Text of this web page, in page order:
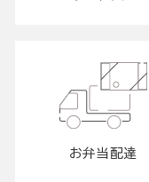
お弁当配達